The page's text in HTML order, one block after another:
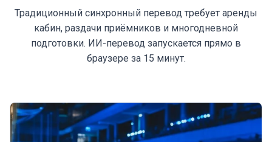
Традиционный синхронный перевод требует аренды
кабин, раздачи приёмников и многодневной
подготовки. ИИ-перевод запускается прямо в
браузере за 15 минут.